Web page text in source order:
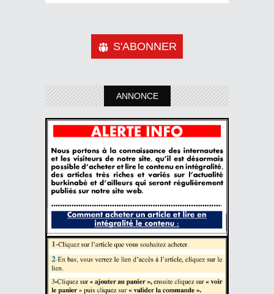
S'ABONNER
ANNONCE